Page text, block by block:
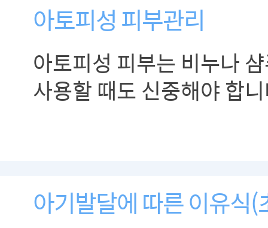
아토피성 피부관리
아토피성 피부는 비누나
사용할 때도 신중해야 합
아기발달에 따른 이유식(